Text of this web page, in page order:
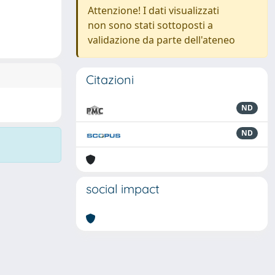
Attenzione! I dati visualizzati
non sono stati sottoposti a
validazione da parte dell'ateneo
Citazioni
ND
ND
social impact